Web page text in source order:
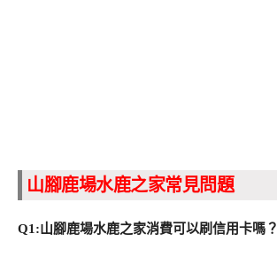
山腳鹿場水鹿之家常見問題
Q1:山腳鹿場水鹿之家消費可以刷信用卡嗎？